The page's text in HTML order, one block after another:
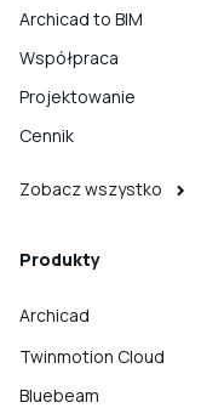
Archicad to BIM
Współpraca
Projektowanie
Cennik
Zobacz wszystko
Produkty
Archicad
Twinmotion Cloud
Bluebeam